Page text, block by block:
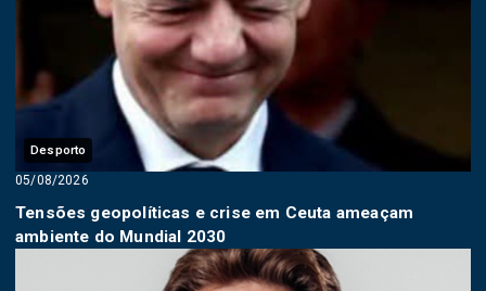
Desporto
05/08/2026
Tensões geopolíticas e crise em Ceuta ameaçam
ambiente do Mundial 2030